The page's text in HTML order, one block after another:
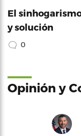
El
y solución
0
Opinión y